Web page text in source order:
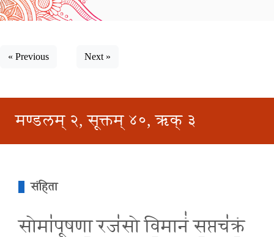
« Previous Next »
मण्डलम् २, सूक्तम् ४०, ऋक् ३
संहिता
सोमा॑पूषणा॒ रज॑सो वि॒मानं॑ स॒प्तच॑क्रं॒